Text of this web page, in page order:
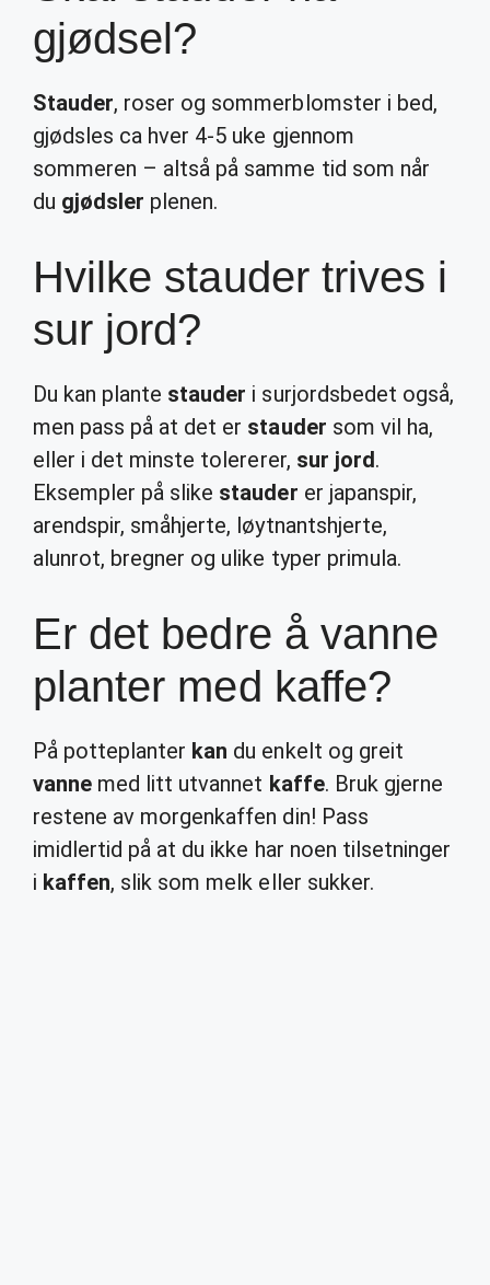
gjødsel?
Stauder, roser og sommerblomster i bed,
gjødsles ca hver 4-5 uke gjennom
sommeren – altså på samme tid som når
du gjødsler plenen.
Hvilke stauder trives i
sur jord?
Du kan plante stauder i surjordsbedet også,
men pass på at det er stauder som vil ha,
eller i det minste tolererer, sur jord.
Eksempler på slike stauder er japanspir,
arendspir, småhjerte, løytnantshjerte,
alunrot, bregner og ulike typer primula.
Er det bedre å vanne
planter med kaffe?
På potteplanter kan du enkelt og greit
vanne med litt utvannet kaffe. Bruk gjerne
restene av morgenkaffen din! Pass
imidlertid på at du ikke har noen tilsetninger
i kaffen, slik som melk eller sukker.